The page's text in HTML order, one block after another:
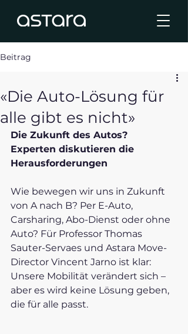
Beitrag
«Die Auto-Lösung für
alle gibt es nicht»
Die Zukunft des Autos?
Experten diskutieren die
Herausforderungen
Wie bewegen wir uns in Zukunft
von A nach B? Per E-Auto,
Carsharing, Abo-Dienst oder ohne
Auto? Für Professor Thomas
Sauter-Servaes und Astara Move-
Director Vincent Jarno ist klar:
Unsere Mobilität verändert sich –
aber es wird keine Lösung geben,
die für alle passt.